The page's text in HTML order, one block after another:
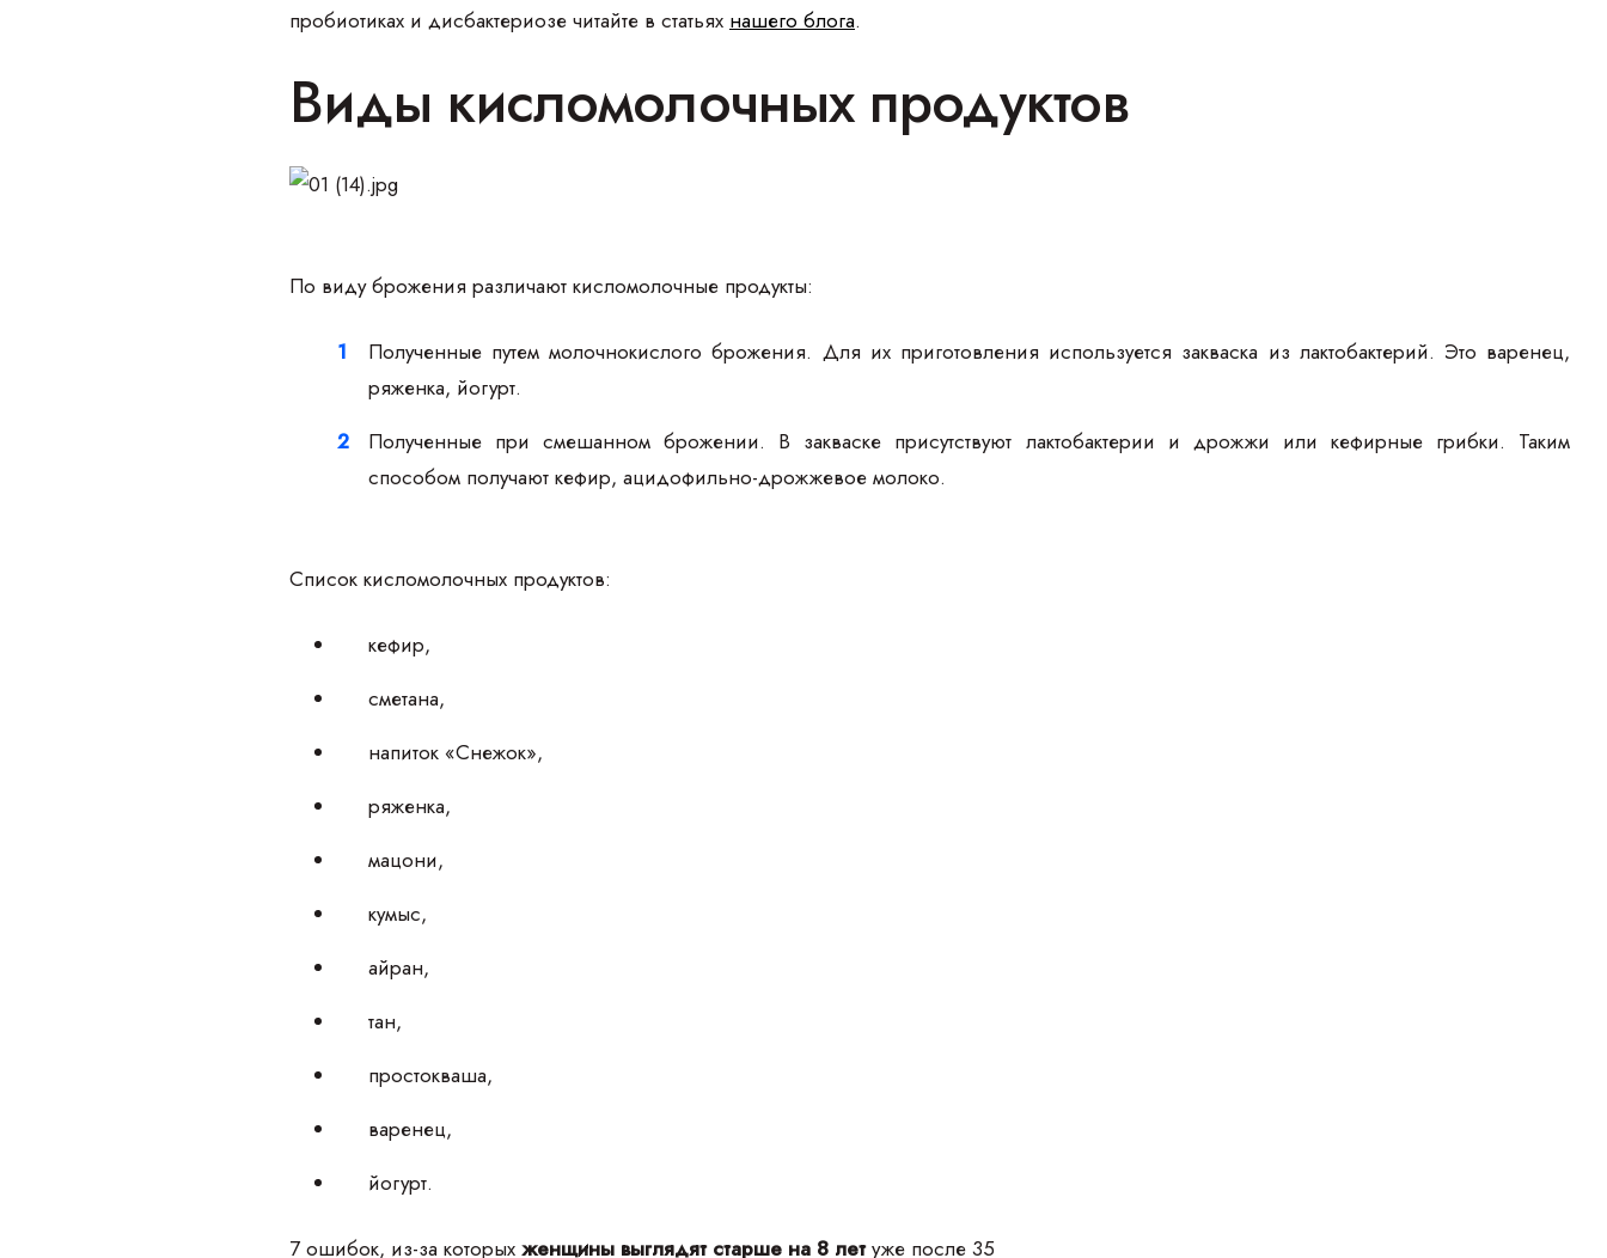
пробиотиках и дисбактериозе читайте в статьях нашего блога.
Виды кисломолочных продуктов
По виду брожения различают кисломолочные продукты:
Полученные путем молочнокислого брожения. Для их приготовления используется закваска из лактобактерий. Это варенец,
ряженка, йогурт.
Полученные при смешанном брожении. В закваске присутствуют лактобактерии и дрожжи или кефирные грибки. Таким
способом получают кефир, ацидофильно-дрожжевое молоко.
Список кисломолочных продуктов:
кефир,
сметана,
напиток «Снежок»,
ряженка,
мацони,
кумыс,
айран,
тан,
простокваша,
варенец,
йогурт.
7 ошибок, из-за которых женщины выглядят старше на 8 летуже после 35